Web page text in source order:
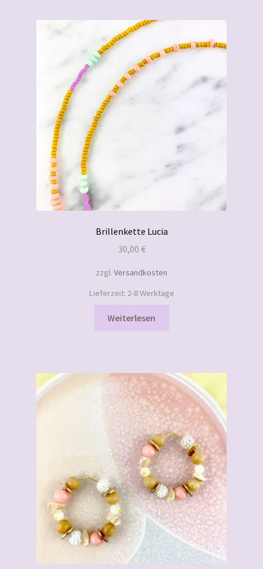
Happy Colours
Gemstone Lovers
Zubehör
Produktkatalog
Willkommen bei Aceofbeads!
Mein Konto
Untermenü
Brillenkette Lucia
30,00 €
zzgl. Versandkosten
Lieferzeit: 2-8 Werktage
Weiterlesen